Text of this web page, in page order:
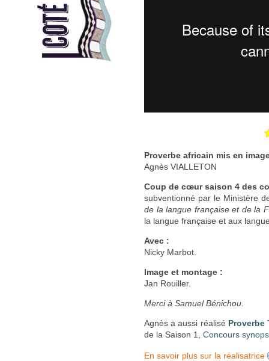
Proverbe africain mis en
Agnès VIALLETON
Coup de cœur saison 4 des
subventionné par le Ministère
de la langue française et de la
la langue française et aux
Avec :
Nicky Marbot.
Image et montage :
Jan Rouiller.
Merci à Samuel Bénichou.
Agnès a aussi réalisé Proverbe
de la Saison 1, Concours
En savoir plus sur la réalisatrice